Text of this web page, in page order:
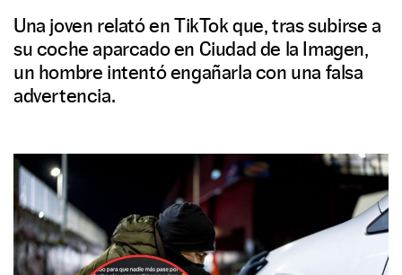
Una joven relató en TikTok que, tras subirse a
su coche aparcado en Ciudad de la Imagen,
un hombre intentó engañarla con una falsa
advertencia.